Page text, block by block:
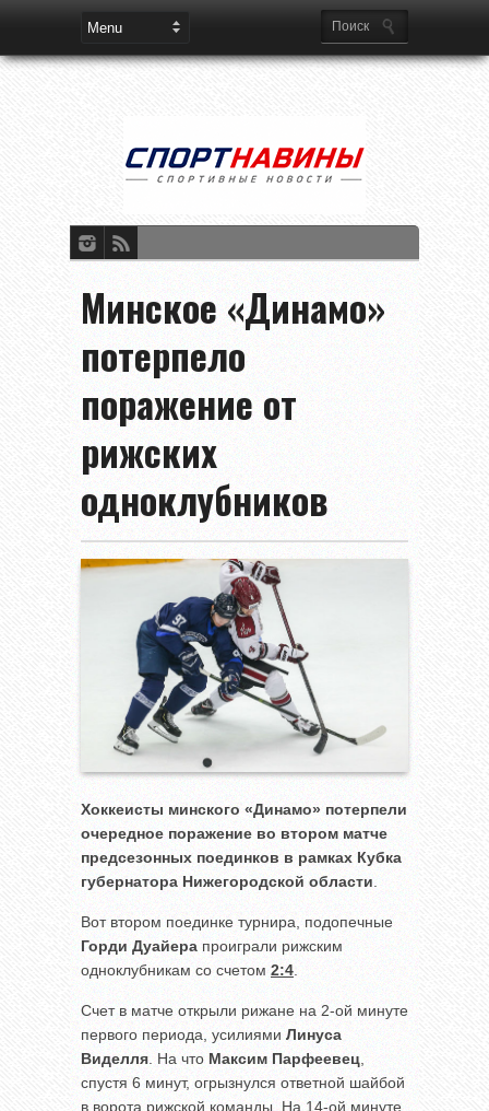
Минское «Динамо»
потерпело
поражение от
рижских
одноклубников
Хоккеисты минского «Динамо» потерпели
очередное поражение во втором матче
предсезонных поединков в рамках Кубка
губернатора Нижегородской области
Вот втором поединке турнира, подопечные
Горди Дуайера проиграли рижским
одноклубникам со счетом 2:4
Счет в матче открыли рижане на 2-ой минуте
первого периода, усилиями Линуса
Виделля . На что Максим Парфеевец
спустя 6 минут, огрызнулся ответной шайбой
в ворота рижской команды. На 14-ой минуте